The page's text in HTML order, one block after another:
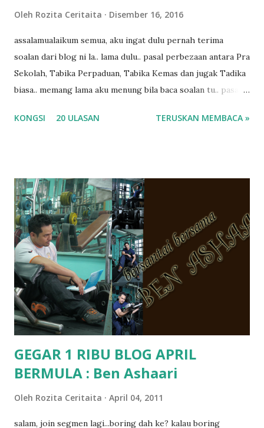
Oleh Rozita Ceritaita Disember 16, 2016
assalamualaikum semua, aku ingat dulu pernah terima
soalan dari blog ni la.. lama dulu.. pasal perbezaan antara Pra
Sekolah, Tabika Perpaduan, Tabika Kemas dan jugak Tadika
biasa.. memang lama aku menung bila baca soalan tu.. pasal
ko.. masa tu aku baru je ada anak sorang dan aku hentam je
tanya sapa-sapa pun masa tu.. bila fikir-fikirkan balik terasa
jugak masa alahai teruknya kami sebagai ibubapa.. dan kami
terasa jugak semakin teruk bila abg long dah masuk 2 tahun
kat salah satu tadika swasta ni.. tapi nampaknya kenal huruf
pun tak tau.. pengsan aku bila ingat balik.. aku mula fikir
mungkin sebab abg long sendiri jenis budak yang ada
masalah dyslexia.. tapi minor la.. nanti la aku cerita pasal
dyslexia tu.. lepas tu kami buat keputusan pu...
KONGSI 20 ULASAN TERUSKAN MEMBACA »
GEGAR 1 RIBU BLOG APRIL
BERMULA : Ben Ashaari
Oleh Rozita Ceritaita April 04, 2011
salam, join segmen lagi...boring dah ke? kalau boring